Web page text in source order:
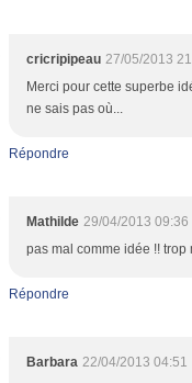
cricripipeau 27/05/2013
Merci pour cette superbe
ne sais pas où...
Répondre
Mathilde 29/04/2013 09:36
pas mal comme idée !! trop
Répondre
Barbara 22/04/2013 04:51